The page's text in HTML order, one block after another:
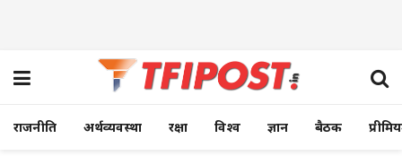
राजनीति अर्थव्यवस्था रक्षा विश्व ज्ञान बैठक